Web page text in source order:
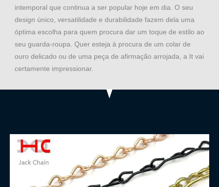
intemporal que continua a ser popular hoje em dia. O seu
design único, versatilidade e durabilidade fazem dela uma
óptima escolha para quem procura dar um toque de estilo ao
seu guarda-roupa. Quer esteja à procura de um colar de
ouro delicado ou de uma peça de afirmação arrojada, a It vai
certamente impressionar.